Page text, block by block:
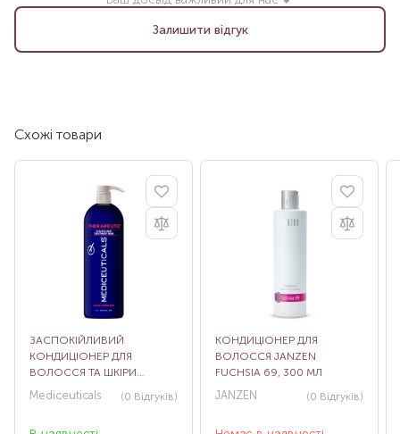
Залишити відгук
Схожі товари
ЗАСПОКІЙЛИВИЙ
КОНДИЦІОНЕР ДЛЯ
ВОЛОССЯ ТА ШКІРИ
ГОЛОВИ THERAPEUTIC,
Mediceuticals (0 Відгуків)
КОНДИЦІОНЕР ДЛЯ
ВОЛОССЯ JANZEN
FUCHSIA 69, 300 МЛ
JANZEN (0 Відгуків)